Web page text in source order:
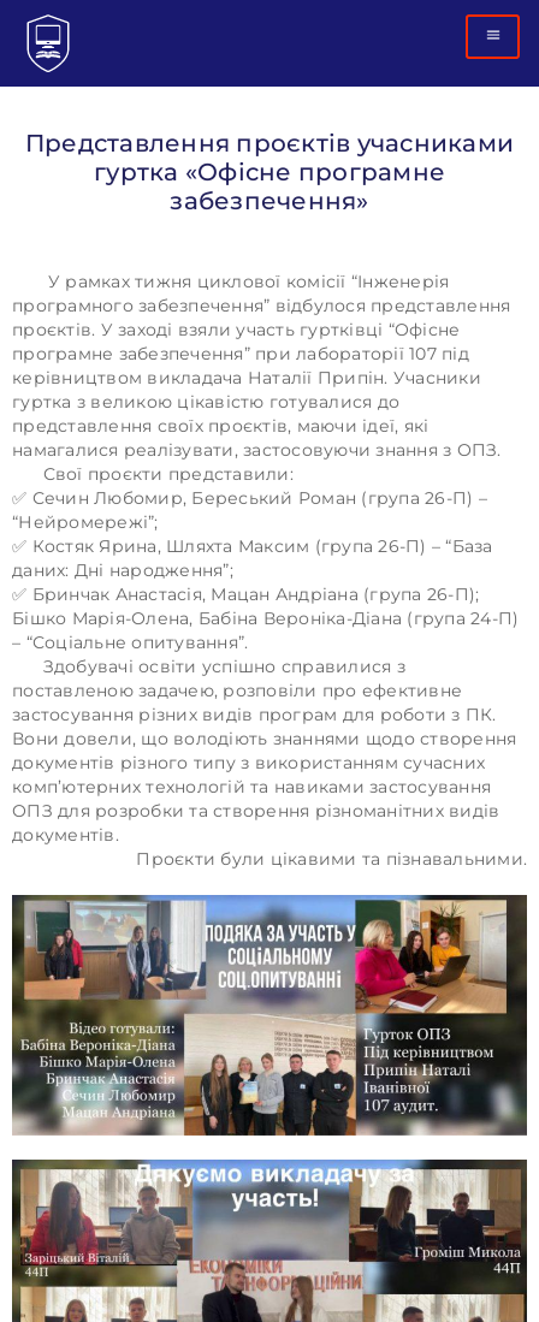
Представлення проєктів учасниками
гуртка «Офісне програмне
забезпечення»
У рамках тижня циклової комісії “Інженерія
програмного забезпечення” відбулося представлення
проєктів. У заході взяли участь гуртківці “Офісне
програмне забезпечення” при лабораторії 107 під
керівництвом викладача Наталії Припін. Учасники
гуртка з великою цікавістю готувалися до
представлення своїх проєктів, маючи ідеї, які
намагалися реалізувати, застосовуючи знання з ОПЗ.
Свої проєкти представили:
✅ Сечин Любомир, Береський Роман (група 26-П) –
“Нейромережі”;
✅ Костяк Ярина, Шляхта Максим (група 26-П) – “База
даних: Дні народження”;
✅ Бринчак Анастасія, Мацан Андріана (група 26-П);
Бішко Марія-Олена, Бабіна Вероніка-Діана (група 24-П)
– “Соціальне опитування”.
Здобувачі освіти успішно справилися з
поставленою задачею, розповіли про ефективне
застосування різних видів програм для роботи з ПК.
Вони довели, що володіють знаннями щодо створення
документів різного типу з використанням сучасних
комп’ютерних технологій та навиками застосування
ОПЗ для розробки та створення різноманітних видів
документів.
Проєкти були цікавими та пізнавальними.